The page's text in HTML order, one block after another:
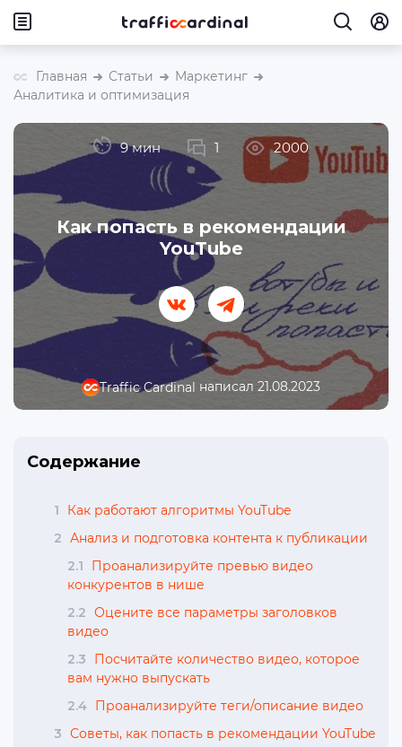
Главная Статьи
Маркетинг
Аналитика и оптимизация
Traffic Cardinal написал 21.08.2023
Как попасть в рекомендации
YouTube
9 мин 1 2000
Содержание
1
Как работают алгоритмы YouTube
2 Анализ и подготовка контента к публикации
2.1
Проанализируйте превью видео
конкурентов в нише
2.2 Оцените все параметры заголовков
видео
2.3
Посчитайте количество видео, которое
вам нужно выпускать
2.4 Проанализируйте теги/описание видео
3 Советы, как попасть в рекомендации YouTube